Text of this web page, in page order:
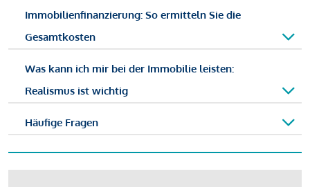
Immobilienfinanzierung: So ermitteln Sie die
Gesamtkosten
Was kann ich mir bei der Immobilie leisten:
Realismus ist wichtig
Häufige Fragen